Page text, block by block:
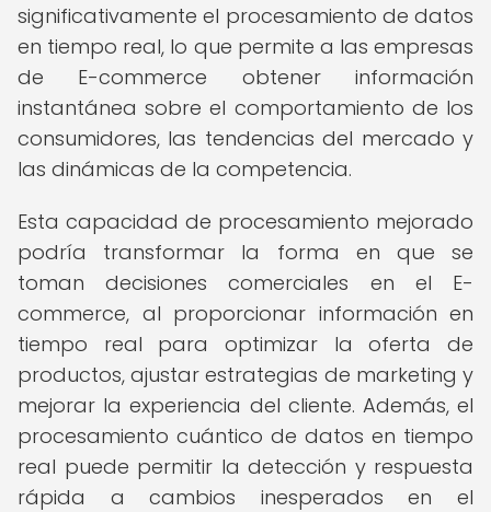
significativamente el procesamiento de datos
en tiempo real, lo que permite a las empresas
de E-commerce obtener información
instantánea sobre el comportamiento de los
consumidores, las tendencias del mercado y
las dinámicas de la competencia.
Esta capacidad de procesamiento mejorado
podría transformar la forma en que se
toman decisiones comerciales en el E-
commerce, al proporcionar información en
tiempo real para optimizar la oferta de
productos, ajustar estrategias de marketing y
mejorar la experiencia del cliente. Además, el
procesamiento cuántico de datos en tiempo
real puede permitir la detección y respuesta
rápida a cambios inesperados en el